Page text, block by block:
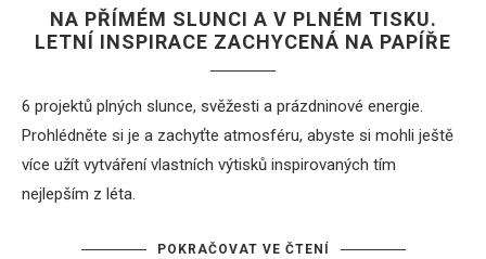
NA PŘÍMÉM SLUNCI A V PLNÉM TISKU.
LETNÍ INSPIRACE ZACHYCENÁ NA PAPÍŘE
6 projektů plných slunce, svěžesti a prázdninové energie.
Prohlédněte si je a zachyťte atmosféru, abyste si mohli ještě
více užít vytváření vlastních výtisků inspirovaných tím
nejlepším z léta.
POKRAČOVAT VE ČTENÍ